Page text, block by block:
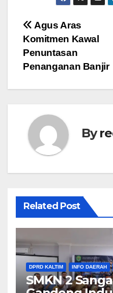
Navigasi
pos
Agus Aras
Komitmen Kawal
Penuntasan
Penanganan Banjir
By
Related Post
DPRD KALTIM INFO DAERAH
SMKN 2